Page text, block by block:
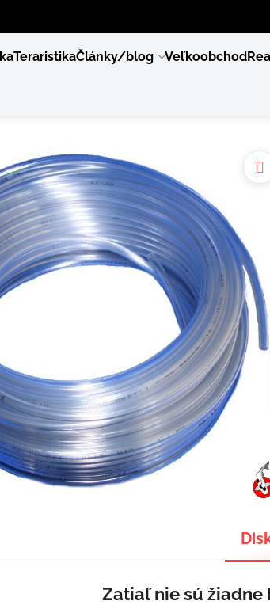
TeraristikaČlánky/blog Veľkoobchod
Zatiaľ nie sú